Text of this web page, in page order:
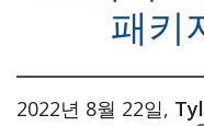
패키
2022년 8월 22일,